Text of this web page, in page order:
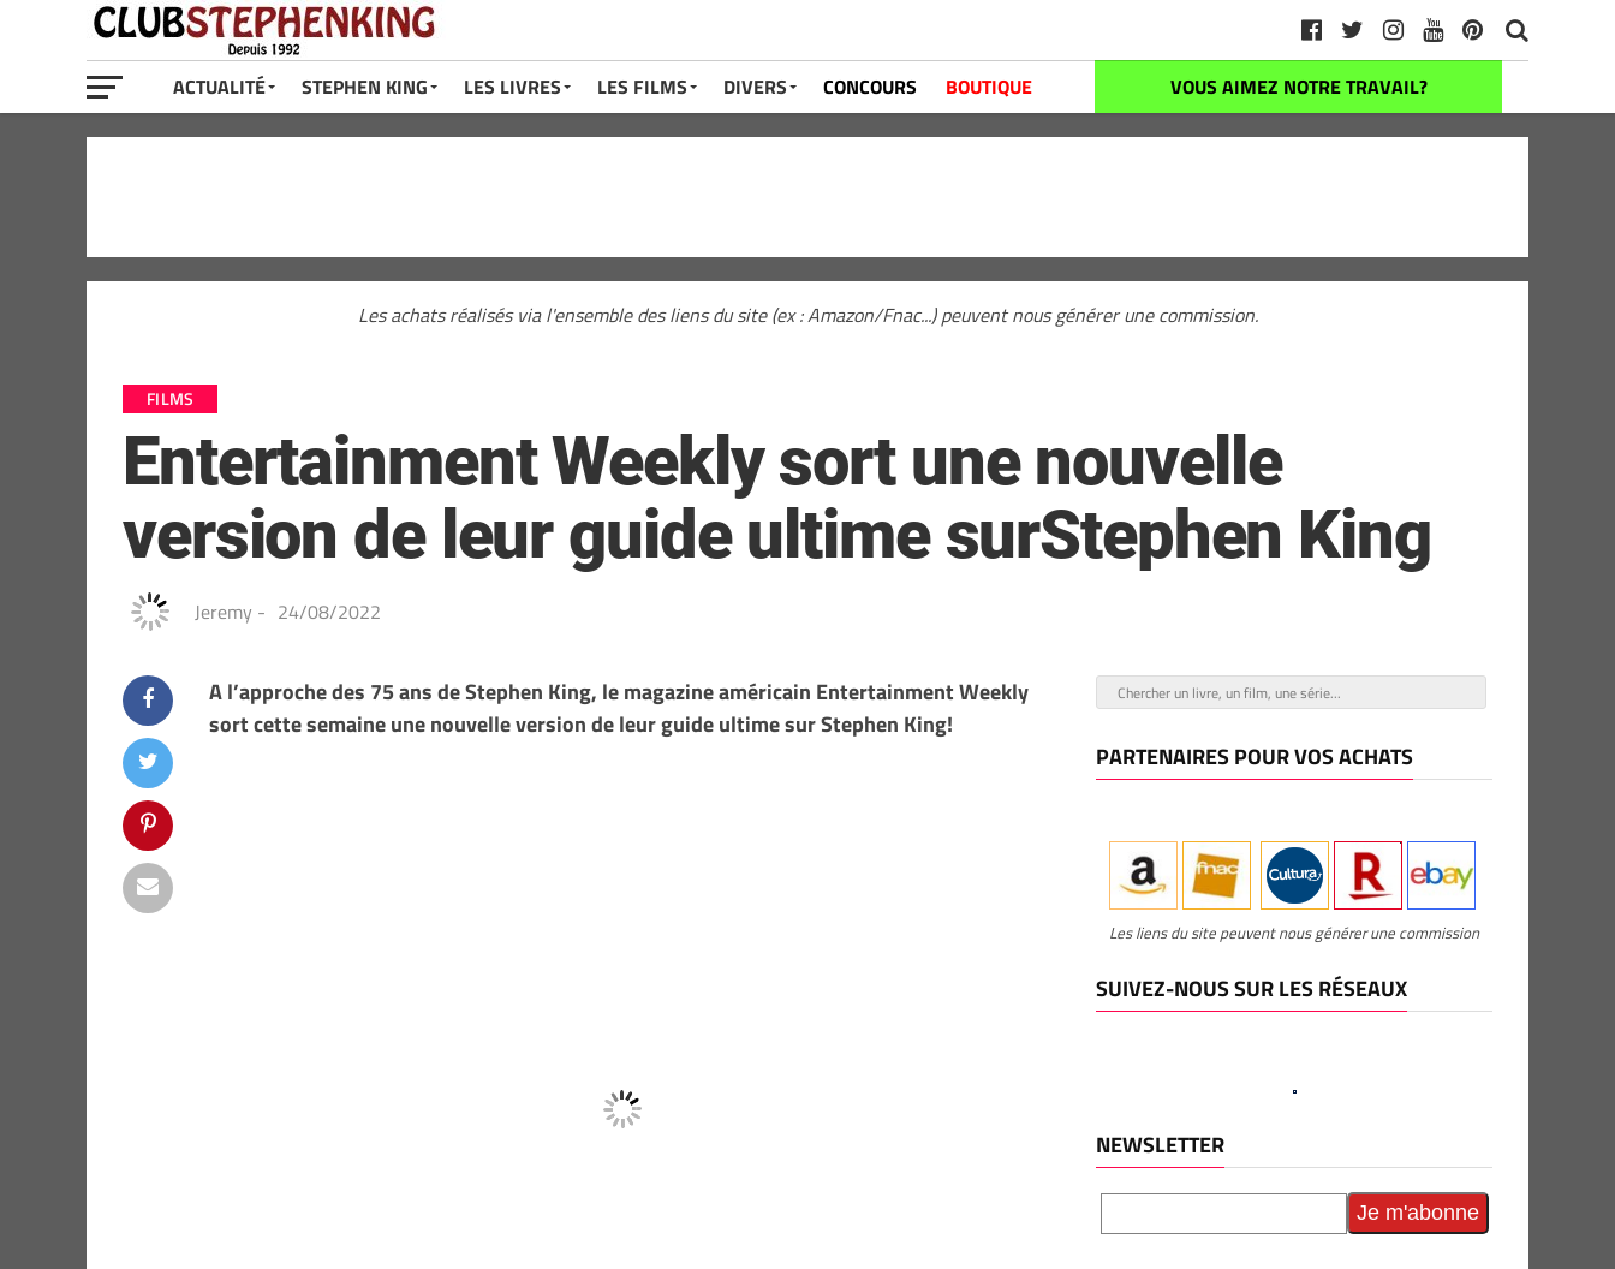
ACTUALITÉ STEPHEN KING LES LIVRES LES FILMS DIVERS CONCOURS BOUTIQUE VOUS AIMEZ NOTRE TRAVAIL?
Les achats réalisés via l'ensemble des liens du site (ex : Amazon/Fnac...) peuvent nous générer une commission.
FILMS
Entertainment Weekly sort une nouvelle
version de leur guide ultime surStephen King
Jeremy - 24/08/2022
A l’approche des 75 ans de Stephen King, le magazine américain Entertainment Weekly
sort cette semaine une nouvelle version de leur guide ultime sur Stephen King!
PARTENAIRES POUR VOS ACHATS
Les liens du site peuvent nous générer une commission
SUIVEZ-NOUS SUR LES RÉSEAUX
NEWSLETTER